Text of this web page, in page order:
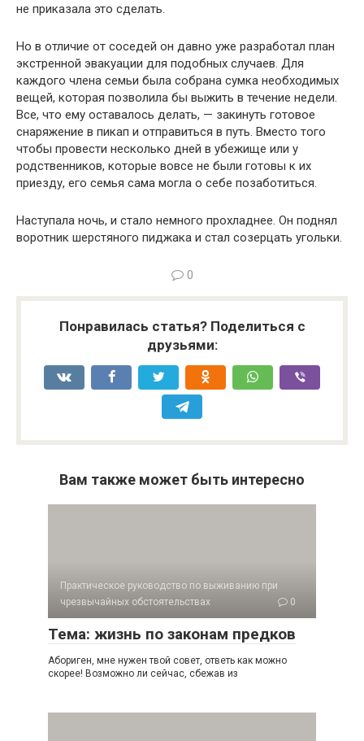
не приказала это сделать.
Но в отличие от соседей он давно уже разработал план
экстренной эвакуации для подобных случаев. Для
каждого члена семьи была собрана сумка необходимых
вещей, которая позволила бы выжить в течение не­дели.
Все, что ему оставалось делать, — закинуть готовое
снаряжение в пикап и отправиться в путь. Вместо того
чтобы провести несколько дней в убежище или у
родственников, которые вовсе не были готовы к их
приез­ду, его семья сама могла о себе позаботиться.
Наступала ночь, и стало немного прохладнее. Он поднял
воротник шер­стяного пиджака и стал созерцать угольки.
0
Понравилась статья? Поделиться с
друзьями:
Вам также может быть интересно
Практическое руководство по выживанию при
чрезвычайных обстоятельствах
0
Тема: жизнь по законам предков
Абориген, мне нужен твой совет, ответь как можно
скорее! Возможно ли сейчас, сбежав из